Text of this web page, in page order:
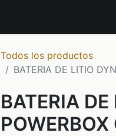
Todos los productos
BATERIA DE LITIO
BATERIA